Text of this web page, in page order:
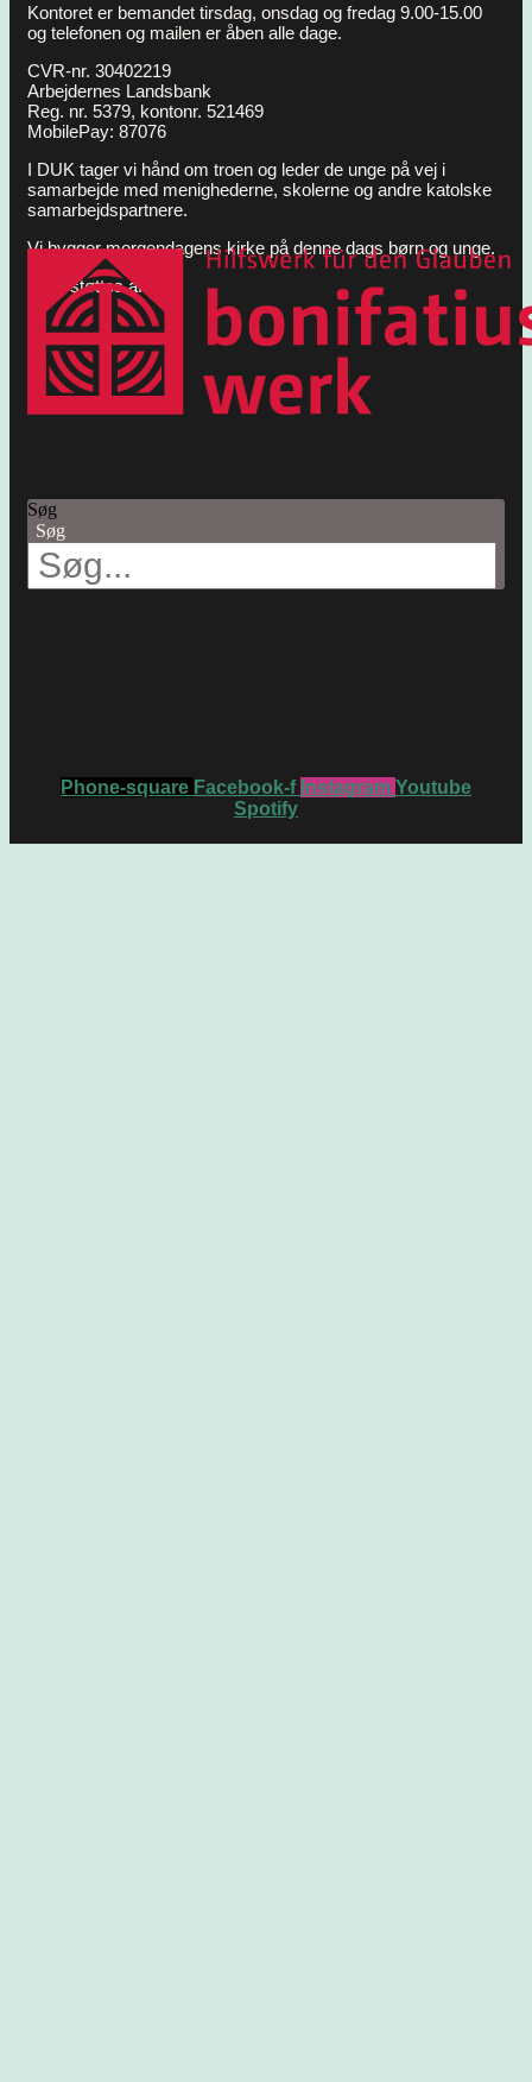
Kontoret er bemandet tirsdag, onsdag og fredag 9.00-15.00
og telefonen og mailen er åben alle dage.
CVR-nr. 30402219
Arbejdernes Landsbank
Reg. nr. 5379, kontonr. 521469
MobilePay: 87076
I DUK tager vi hånd om troen og leder de unge på vej i
samarbejde med menighederne, skolerne og andre katolske
samarbejdspartnere.
Vi bygger morgendagens kirke på denne dags børn og unge.
DUK støttes af
Søg
Søg
Phone-square Facebook-f Instagram Youtube
Spotify